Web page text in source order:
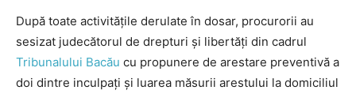
După toate activitățile derulate în dosar, procurorii au
sesizat judecătorul de drepturi și libertăți din cadrul
Tribunalului Bacău cu propunere de arestare preventivă a
doi dintre inculpați și luarea măsurii arestului la domiciliul